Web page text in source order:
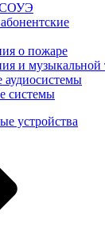
СОУЭ
о пожаре
и музыкальной
системы
устройства